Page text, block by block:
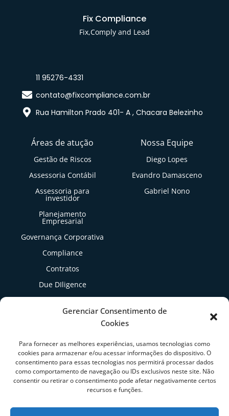
Gerenciar Consentimento de
Cookies
Para fornecer as melhores experiências, usamos tecnologias como
cookies para armazenar e/ou acessar informações do dispositivo. O
consentimento para essas tecnologias nos permitirá processar dados
como comportamento de navegação ou IDs exclusivos neste site. Não
consentir ou retirar o consentimento pode afetar negativamente certos
recursos e funções.
Fix Compliance
Fix,Comply and Lead
11 95276-4331
contato@fixcompliance.com.br
Rua Hamilton Prado 401- A , Chacara Belezinho
Áreas de atução
Gestão de Riscos
Assessoria Contábil
Assessoria para
investidor
Planejamento
Empresarial
Governança Corporativa
Compliance
Contratos
Due DIligence
Gestão Tributária
Nossa Equipe
Diego Lopes
Evandro Damasceno
Gabriel Nono
Artigos